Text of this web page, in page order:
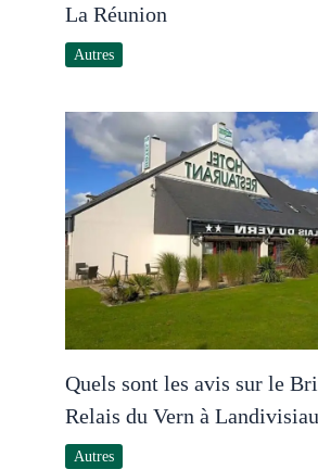
La Réunion
Autres
Quels sont les avis sur le
Relais du Vern à Landivisiau
Autres